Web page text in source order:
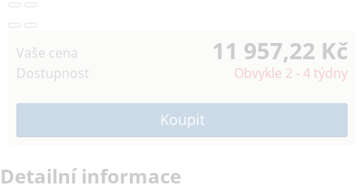
Vaše cena 11 957,22 Kč
Dostupnost Obvykle 2 - 4 týdny
Detailní informace